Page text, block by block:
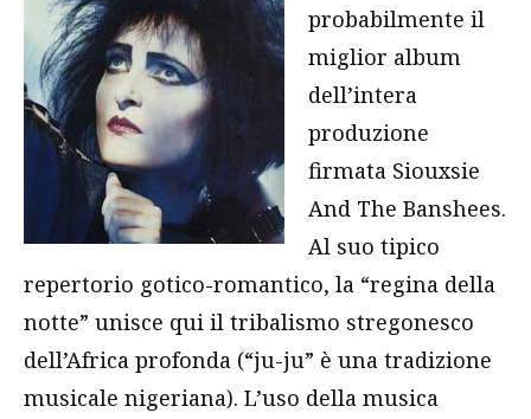
probabilmente il
miglior album
dell’intera
produzione
firmata Siouxsie
And The Banshees.
Al suo tipico
repertorio gotico-romantico, la “regina della
notte” unisce qui il tribalismo stregonesco
dell’Africa profonda (“ju-ju” è una tradizione
musicale nigeriana). L’uso della musica